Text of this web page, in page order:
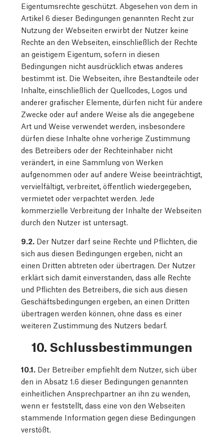
Eigentumsrechte geschützt. Abgesehen von dem in
Artikel 6 dieser Bedingungen genannten Recht zur
Nutzung der Webseiten erwirbt der Nutzer keine
Rechte an den Webseiten, einschließlich der Rechte
an geistigem Eigentum, sofern in diesen
Bedingungen nicht ausdrücklich etwas anderes
bestimmt ist. Die Webseiten, ihre Bestandteile oder
Inhalte, einschließlich der Quellcodes, Logos und
anderer grafischer Elemente, dürfen nicht für andere
Zwecke oder auf andere Weise als die angegebene
Art und Weise verwendet werden, insbesondere
dürfen diese Inhalte ohne vorherige Zustimmung
des Betreibers oder der Rechteinhaber nicht
verändert, in eine Sammlung von Werken
aufgenommen oder auf andere Weise beeinträchtigt,
vervielfältigt, verbreitet, öffentlich wiedergegeben,
vermietet oder verpachtet werden. Jede
kommerzielle Verbreitung der Inhalte der Webseiten
durch den Nutzer ist untersagt.
9.2. Der Nutzer darf seine Rechte und Pflichten, die
sich aus diesen Bedingungen ergeben, nicht an
einen Dritten abtreten oder übertragen. Der Nutzer
erklärt sich damit einverstanden, dass alle Rechte
und Pflichten des Betreibers, die sich aus diesen
Geschäftsbedingungen ergeben, an einen Dritten
übertragen werden können, ohne dass es einer
weiteren Zustimmung des Nutzers bedarf.
10. Schlussbestimmungen
10.1. Der Betreiber empfiehlt dem Nutzer, sich über
den in Absatz 1.6 dieser Bedingungen genannten
einheitlichen Ansprechpartner an ihn zu wenden,
wenn er feststellt, dass eine von den Webseiten
stammende Information gegen diese Bedingungen
verstößt.